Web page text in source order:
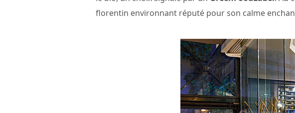
florentin environnant réputé pour son calme